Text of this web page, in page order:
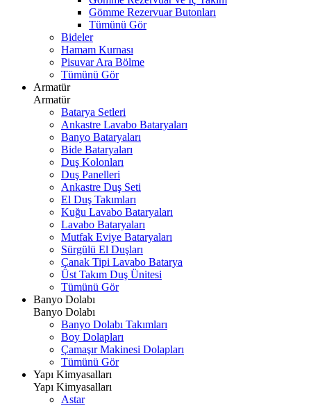
Gömme Rezervuar Butonları
Tümünü Gör
Bideler
Hamam Kurnası
Pisuvar Ara Bölme
Tümünü Gör
Armatür
Armatür
Batarya Setleri
Ankastre Lavabo Bataryaları
Banyo Bataryaları
Bide Bataryaları
Duş Kolonları
Duş Panelleri
Ankastre Duş Seti
El Duş Takımları
Kuğu Lavabo Bataryaları
Lavabo Bataryaları
Mutfak Eviye Bataryaları
Sürgülü El Duşları
Çanak Tipi Lavabo Batarya
Üst Takım Duş Ünitesi
Tümünü Gör
Banyo Dolabı
Banyo Dolabı
Banyo Dolabı Takımları
Boy Dolapları
Çamaşır Makinesi Dolapları
Tümünü Gör
Yapı Kimyasalları
Yapı Kimyasalları
Astar